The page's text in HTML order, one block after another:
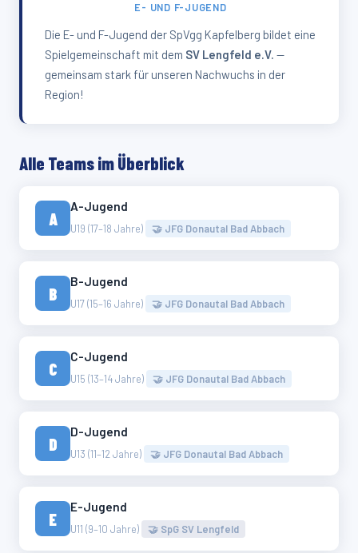
E- UND F-JUGEND
Die E- und F-Jugend der SpVgg Kapfelberg bildet eine
Spielgemeinschaft mit dem SV Lengfeld e.V. —
gemeinsam stark für unseren Nachwuchs in der
Region!
Alle Teams im Überblick
A
A-Jugend
U19 (17–18 Jahre) 🤝 JFG Donautal Bad Abbach
B
B-Jugend
U17 (15–16 Jahre) 🤝 JFG Donautal Bad Abbach
C
C-Jugend
U15 (13–14 Jahre) 🤝 JFG Donautal Bad Abbach
D
D-Jugend
U13 (11–12 Jahre) 🤝 JFG Donautal Bad Abbach
E
E-Jugend
U11 (9–10 Jahre) 🤝 SpG SV Lengfeld